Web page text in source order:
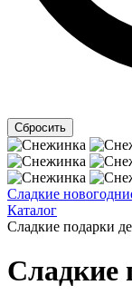
Сладкие
Каталог
Сладкие подарки
Сладкие